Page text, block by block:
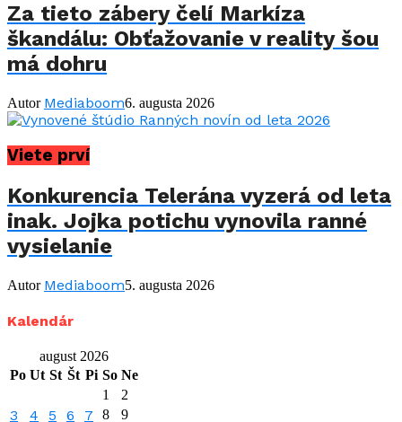
Za tieto zábery čelí Markíza
škandálu: Obťažovanie v reality šou
má dohru
Autor Mediaboom6. augusta 2026
Viete prví
Konkurencia Telerána vyzerá od leta
inak. Jojka potichu vynovila ranné
vysielanie
Autor Mediaboom5. augusta 2026
Kalendár
august 2026
Po Ut St Št Pi So Ne
1
2
3 4 5 6 7 8 9